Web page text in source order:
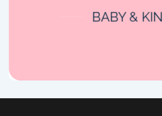
BABY &